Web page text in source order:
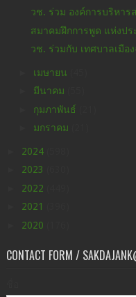
วช. ร่วม องค์การบริหาร
สมาคมฝึกการพูด แห่งปร
วช. ร่วมกับ เทศบาลเมือ
เมษายน
มีนาคม
กุมภาพันธ์
มกราคม
2024
2023
2022
2021
2020
CONTACT FORM /